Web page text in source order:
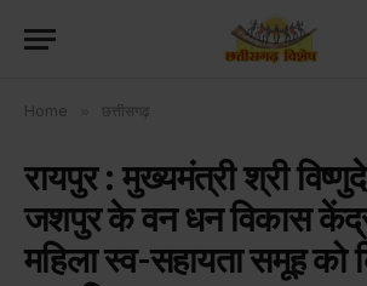
Home छत्तीसगढ़
रायपुर : मुख्यमंत्री श्री
जशपुर के वन धन विकास
महिला स्व-सहायता समूह को